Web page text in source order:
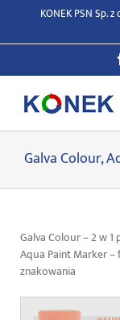
zawartości
KONEK PSN Sp.
Galva Colour,
Galva Colour – 2 w
Aqua Paint Marker
znakowania